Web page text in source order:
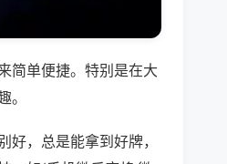
简单便捷。特别是在大
，总是能拿到好牌，